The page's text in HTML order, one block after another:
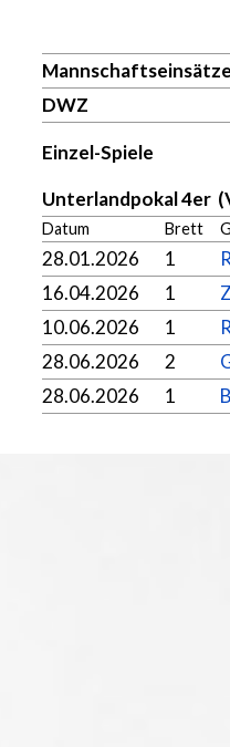
DWZ
Einzel-Spiele
Unterlandpokal 4er
Datum Brett
28.01.2026 1
16.04.2026
1
10.06.2026
1
28.06.2026
2
28.06.2026
1